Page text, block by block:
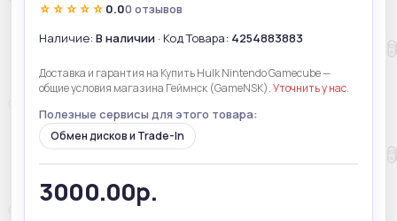
☆☆☆☆☆ 0.00 отзывов
Наличие: В наличии · Код Товара: 4254883883
Доставка и гарантия на Купить Hulk Nintendo Gamecube —
общие условия магазина Геймнск (GameNSK).Уточнить у нас.
Полезные сервисы для этого товара:
Обмен дисков и Trade-In
3000.00р.